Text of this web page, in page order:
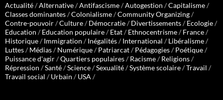
Actualité/Alternative/Antifascisme/Autogestion /Capitalisme/
Classes dominantes/Colonialisme/Community Organizing/
Contre-pouvoir/Culture/ Démocratie/ Divertissements/ Ecologie/
Education / Education populaire/ Etat/ Ethnocentrisme/ France/
Historique/ Immigration / Inégalités/ International / Libéralisme/
Luttes/ Médias/ Numérique/ Patriarcat/ Pédagogies/ Poétique/
Puissance d'agir/Quartiers populaires/ Racisme/ Religions/
Répression /Santé/Science/Sexualité/Système scolaire/Travail /
Travail social / Urbain / USA /